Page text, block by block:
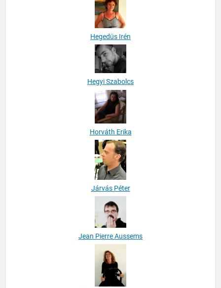
Hegedüs Irén
Hegyi Szabolcs
Horváth Erika
Járvás Péter
Jean Pierre Aussems